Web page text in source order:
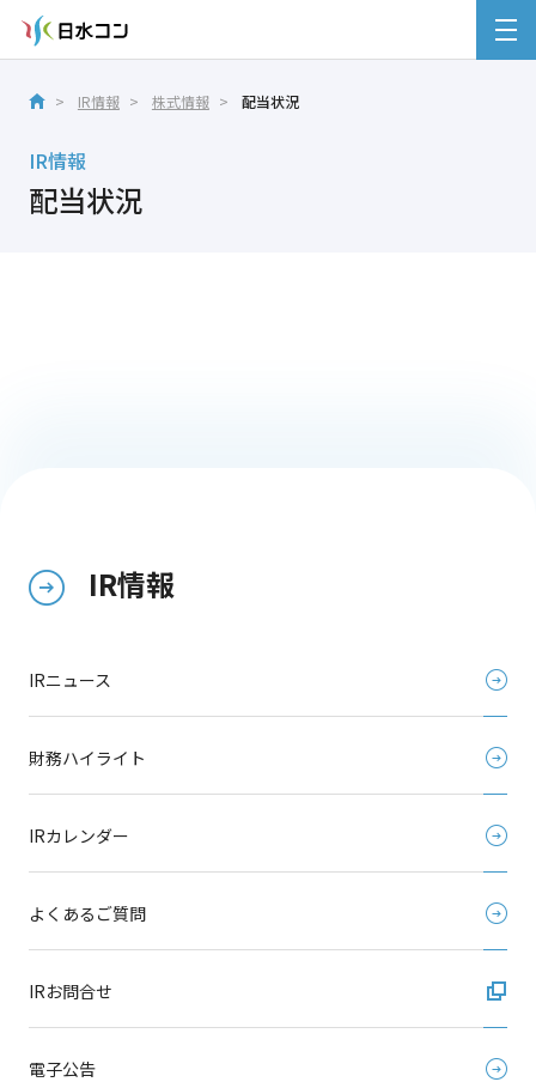
IR情報 株式情報 配当状況
IR情報
配当状況
IR情報
IRニュース
財務ハイライト
IRカレンダー
よくあるご質問
IRお問合せ
電子公告